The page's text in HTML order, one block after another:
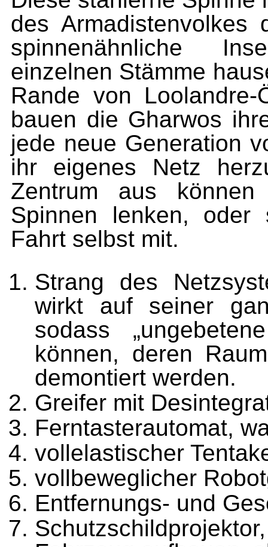
des Armadistenvolkes
spinnenähnliche
einzelnen Stämme
Rande von
bauen die Gharwos
jede neue Generation
ihr eigenes Netz
Zentrum aus
Spinnen lenken, oder
Fahrt selbst mit.
Strang des
wirkt auf seiner
sodass
können, deren
demontiert werden.
Greifer mit
Ferntasterautomat,
vollelastischer
vollbeweglicher
Entfernungs- und